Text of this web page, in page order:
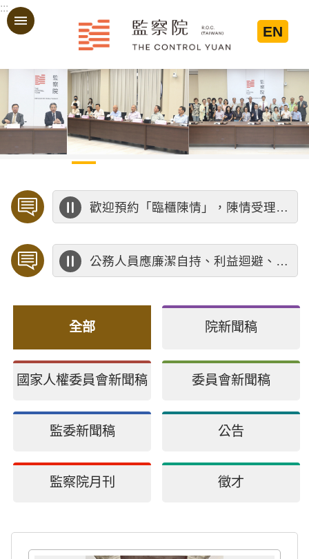
跳到主要內容區塊
:::
EN
歡迎預約「臨櫃陳情」，陳情受理中心將優先排定人員與您接談，釐清案情爭點後收案處理，以節省您的寶貴時間。
公務人員應廉潔自持、利益迴避、依法公正執行公務～考試院公務人員保障暨培訓委員會～
全部 院新聞稿
國家人權委員會新聞稿 委員會新聞稿
監委新聞稿 公告
監察院月刊 徵才